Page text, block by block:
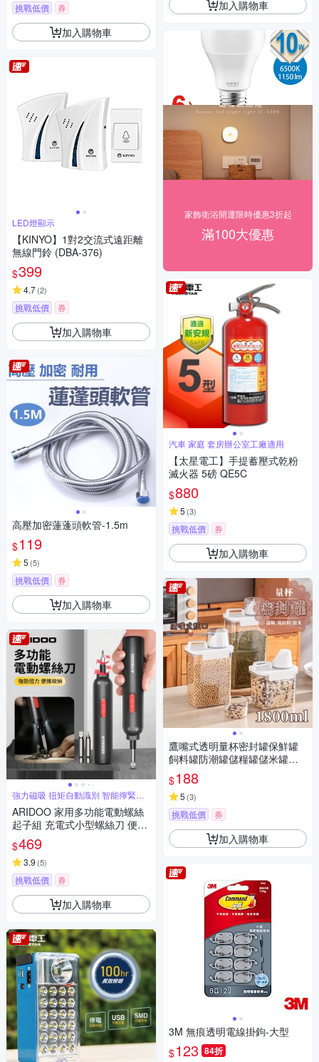
挑戰低價 券
加入購物車
LED燈顯示
【KINYO】1對2交流式遠距離
無線門鈴 (DBA-376)
$399
4.7(2)
挑戰低價 券
加入購物車
高壓加密蓮蓬頭軟管-1.5m
$119
5 (5)
挑戰低價 券
加入購物車
強力磁吸 扭矩自動識別 智能擰緊即
停
ARIDOO 家用多功能電動螺絲
起子組 充電式小型螺絲刀 便攜
螺絲維修工具套裝 螺絲批
$469
3.9 (5)
挑戰低價 券
加入購物車
加入購物車
家飾衛浴開運限時優惠3折起
滿100大優惠
汽車 家庭 套房辦公室工廠適用
【太星電工】手提蓄壓式乾粉
滅火器 5磅 QE5C
$880
5 (3)
挑戰低價 券
加入購物車
鷹嘴式透明量杯密封罐保鮮罐
飼料罐防潮罐儲糧罐儲米罐米
桶-1800ml
$188
5 (3)
挑戰低價 券
加入購物車
3M 無痕透明電線掛鉤-大型
$123 84折